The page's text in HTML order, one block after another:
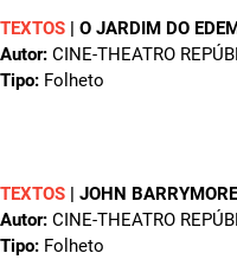
TEXTOS | O JARDIM DO
Autor: CINE-THEATRO
Tipo: Folheto
TEXTOS | JOHN
Autor: CINE-THEATRO
Tipo: Folheto